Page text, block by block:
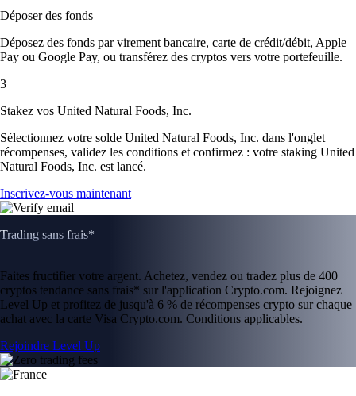
Déposer des fonds
Déposez des fonds par virement bancaire, carte de crédit/débit, Apple
Pay ou Google Pay, ou transférez des cryptos vers votre portefeuille.
3
Stakez vos United Natural Foods, Inc.
Sélectionnez votre solde United Natural Foods, Inc. dans l'onglet
récompenses, validez les conditions et confirmez : votre staking United
Natural Foods, Inc. est lancé.
Inscrivez-vous maintenant
Trading sans frais*
Faites fructifier votre argent. Achetez, vendez ou tradez plus de 400
cryptos tendance sans frais* sur l'application Crypto.com. Rejoignez
Level Up et profitez de jusqu'à 6 % de récompenses crypto sur chaque
achat avec la carte Visa Crypto.com. Conditions applicables.
Rejoindre Level Up